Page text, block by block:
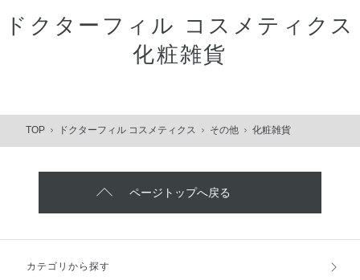
ドクターフィル コスメティクス
化粧雑貨
TOP ドクターフィル コスメティクス その他 化粧雑貨
ページトップへ戻る
カテゴリから探す